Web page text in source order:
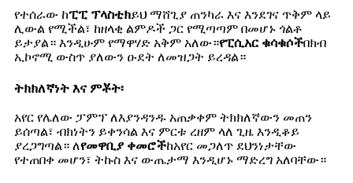
የተሰራው ከፒፒ ፕላስቲክይህ ማሸጊያ ጠንካራ እና እንደገና ጥቅም ላይ
ሊውል የሚችል፣ ከዘላቂ ልምዶች ጋር የሚጣጣም በመሆኑ ጎልቶ
ይታያል። እንዲሁም የማዋሃድ አቅም አለው።የፒሲአር ቁሳቁሶችበክብ
ኢኮኖሚ ውስጥ ያለውን ዑደት ለመዝጋት ይረዳል።
ትክክለኛነት እና ምቾት፡
አየር የሌለው ፓምፕ ለእያንዳንዱ አጠቃቀም ትክክለኛውን መጠን
ይሰጣል፣ ብክነትን ይቀንሳል እና ምርቱ ረዘም ላለ ጊዜ እንዲቆይ
ያረጋግጣል። ለየመዋቢያ ቀመሮችከአየር መጋለጥ ደህንነታቸው
የተጠበቀ መሆን፣ ትኩስ እና ውጤታማ እንዲሆኑ ማድረግ አለባቸው።